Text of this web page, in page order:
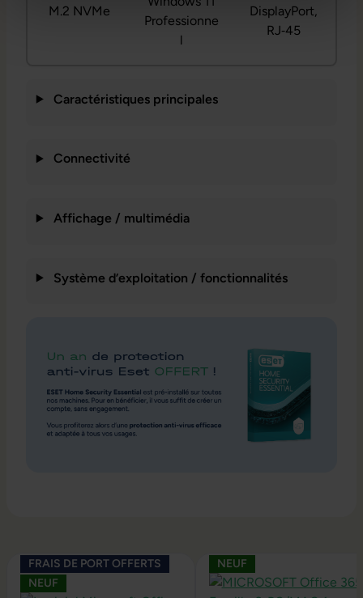
M.2 NVMe
Professionne
l
DisplayPort,
RJ‑45
Caractéristiques principales
Connectivité
Affichage / multimédia
Système d’exploitation / fonctionnalités
Ignorer la galerie de produits
FRAIS DE PORT OFFERTS
NEUF
NEUF